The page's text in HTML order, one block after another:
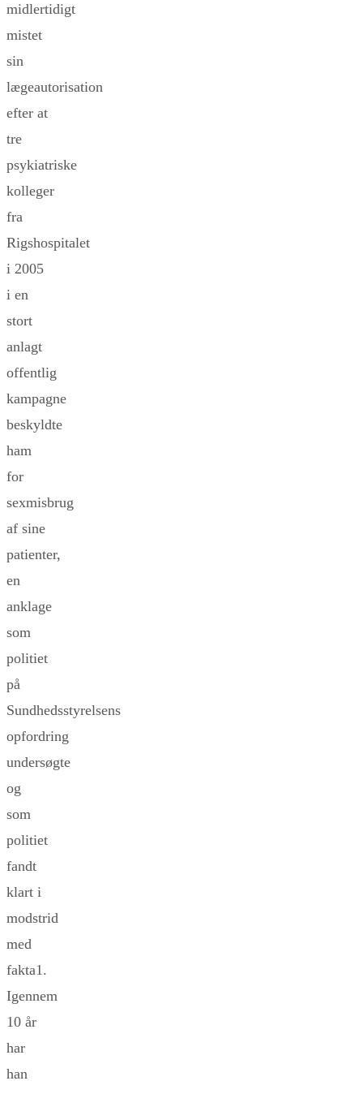
midlertidigt
mistet
sin
lægeautorisation
efter at
tre
psykiatriske
kolleger
fra
Rigshospitalet
i 2005
i en
stort
anlagt
offentlig
kampagne
beskyldte
ham
for
sexmisbrug
af sine
patienter,
en
anklage
som
politiet
på
Sundhedsstyrelsens
opfordring
undersøgte
og
som
politiet
fandt
klart i
modstrid
med
fakta1.
Igennem
10 år
har
han